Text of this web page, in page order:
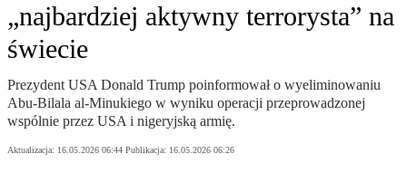
„najbardziej aktywny terrorysta” na
świecie
Prezydent USA Donald Trump poinformował o wyeliminowaniu
Abu-Bilala al-Minukiego w wyniku operacji przeprowadzonej
wspólnie przez USA i nigeryjską armię.
Aktualizacja: 16.05.2026 06:44 Publikacja: 16.05.2026 06:26